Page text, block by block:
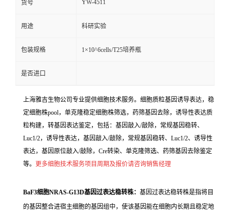
货号 YW-4511
用途 科研实验
包装规格 1×10^6cells/T25培养瓶
是否进口
上海雅吉生物公司专业提供细胞技术服务。细胞质粒基因诱导表达，稳
定细胞株pool，单克隆稳定细胞株筛选，药筛基因去除，诱导性表达质
粒构建，转基因表达鉴定，包括：基因敲入/敲除，常规基因稳转、
Luc1/2，诱导性表达，基因敲入/敲除，常规基因稳转、Luc1/2、诱导性
表达，基因原位敲入/敲除，Cre转染、单克隆筛选、药筛基因去除鉴定
等。 更多细胞技术服务项目周期及报价请咨询销售经理
BaF3细胞NRAS-G13D基因过表达稳转株： 基因过表达稳转株是指将目
的基因整合进宿主细胞的基因组中，使该基因能在细胞内长期且稳定地